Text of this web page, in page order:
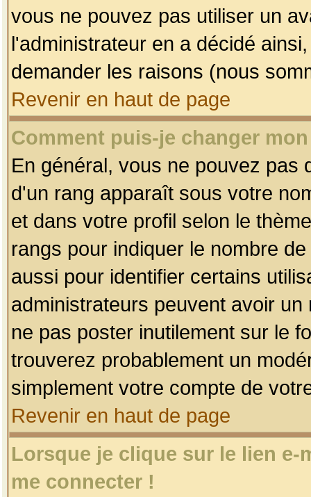
vous ne pouvez pas utiliser un
l'administrateur en a décidé
demander les raisons (nous
Revenir en haut de page
Comment puis-je changer
En général, vous ne pouvez pas
d'un rang apparaît sous votre
et dans votre profil selon le
rangs pour indiquer le nombre
aussi pour identifier certains
administrateurs peuvent avoir
ne pas poster inutilement sur le
trouverez probablement un
simplement votre compte de
Revenir en haut de page
Lorsque je clique sur le lien
me connecter !